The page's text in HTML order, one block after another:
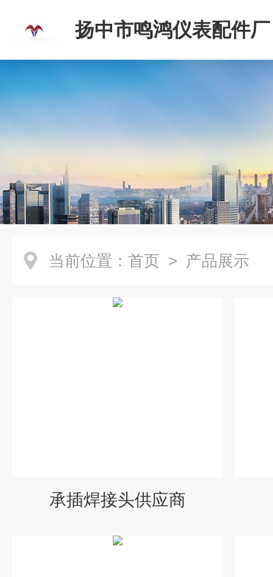
扬中市鸣鸿仪表配件厂
当前位置： 首页 > 产品展示
承插焊接头供应商